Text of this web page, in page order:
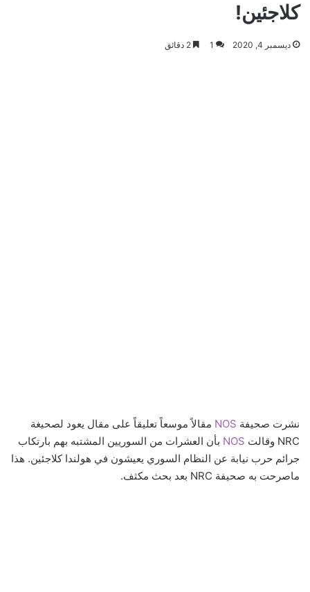
كلاجئين!
ديسمبر 4, 2020 1
نشرت صحيفة NOS مقالاً موسعاً تعليقاً على مقال يعود لصحيغة
NRC وقالت
NOS بأن العشرات من السوريين المشتبه بهم بارتكاب
جرائم حرب نيابة عن النظام السوري يعيشون في هولندا كلاجئين. هذا
ماصرحت به صحيفة NRC بعد بحث مكثف.